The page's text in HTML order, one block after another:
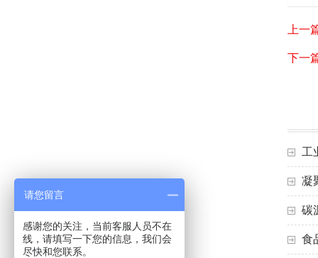
上一
下一
工
凝
碳
食
请您留言
感谢您的关注，当前客服人员不在
线，请填写一下您的信息，我们会
尽快和您联系。